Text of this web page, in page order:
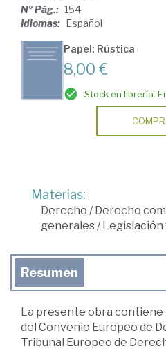
Nº Pág.: 154
Idiomas: Español
Papel: Rústica
8,00 €
Stock en librería.
Materias:
Derecho / Derecho
generales/
Resumen
La presente obra contiene
del Convenio Europeo de
Tribunal Europeo de